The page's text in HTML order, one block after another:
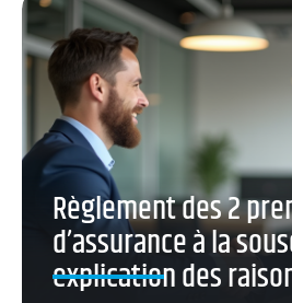
Règlement des 2
d’assurance à la
explication des